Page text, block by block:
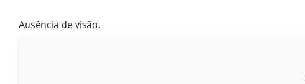
Ausência de visão.